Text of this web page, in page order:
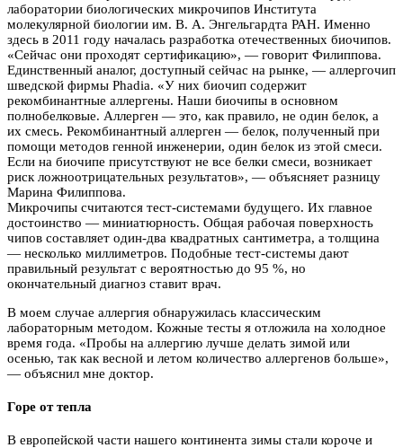
лаборатории биологических микрочипов Института
молекулярной биологии им. В. А. Энгельгардта РАН. Именно
здесь в 2011 году началась разработка отечественных биочипов.
«Сейчас они проходят сертификацию», — говорит Филиппова.
Единственный аналог, доступный сейчас на рынке, — аллергочип
шведской фирмы Phadia. «У них биочип содержит
рекомбинантные аллергены. Наши биочипы в основном
полнобелковые. Аллерген — это, как правило, не один белок, а
их смесь. Рекомбинантный аллерген — белок, полученный при
помощи методов генной инженерии, один белок из этой смеси.
Если на биочипе присутствуют не все белки смеси, возникает
риск ложноотрицательных результатов», — объясняет разницу
Марина Филиппова.
Микрочипы считаются тест-системами будущего. Их главное
достоинство — миниатюрность. Общая рабочая поверхность
чипов составляет один-два квадратных сантиметра, а толщина
— несколько миллиметров. Подобные тест-системы дают
правильный результат с вероятностью до 95 %, но
окончательный диагноз ставит врач.
В моем случае аллергия обнаружилась классическим
лабораторным методом. Кожные тесты я отложила на холодное
время года. «Пробы на аллергию лучше делать зимой или
осенью, так как весной и летом количество аллергенов больше»,
— объяснил мне доктор.
Горе от тепла
В европейской части нашего континента зимы стали короче и